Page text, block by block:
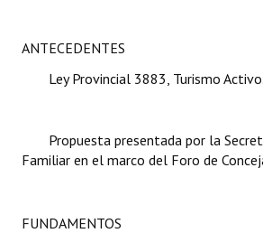
Informes de Gestión
Dictámenes Asesoría Letrada
ANTECEDENTES
Ley Provincial 3883, Turismo Activo.
Propuesta presentada por la
Familiar en el marco del Foro de
FUNDAMENTOS